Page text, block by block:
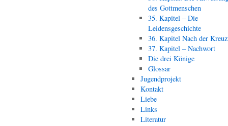
des Gottmenschen
35. Kapitel – Die
Leidensgeschichte
36. Kapitel Nach der
37. Kapitel – Nachwort
Die drei Könige
Glossar
Jugendprojekt
Kontakt
Liebe
Links
Literatur